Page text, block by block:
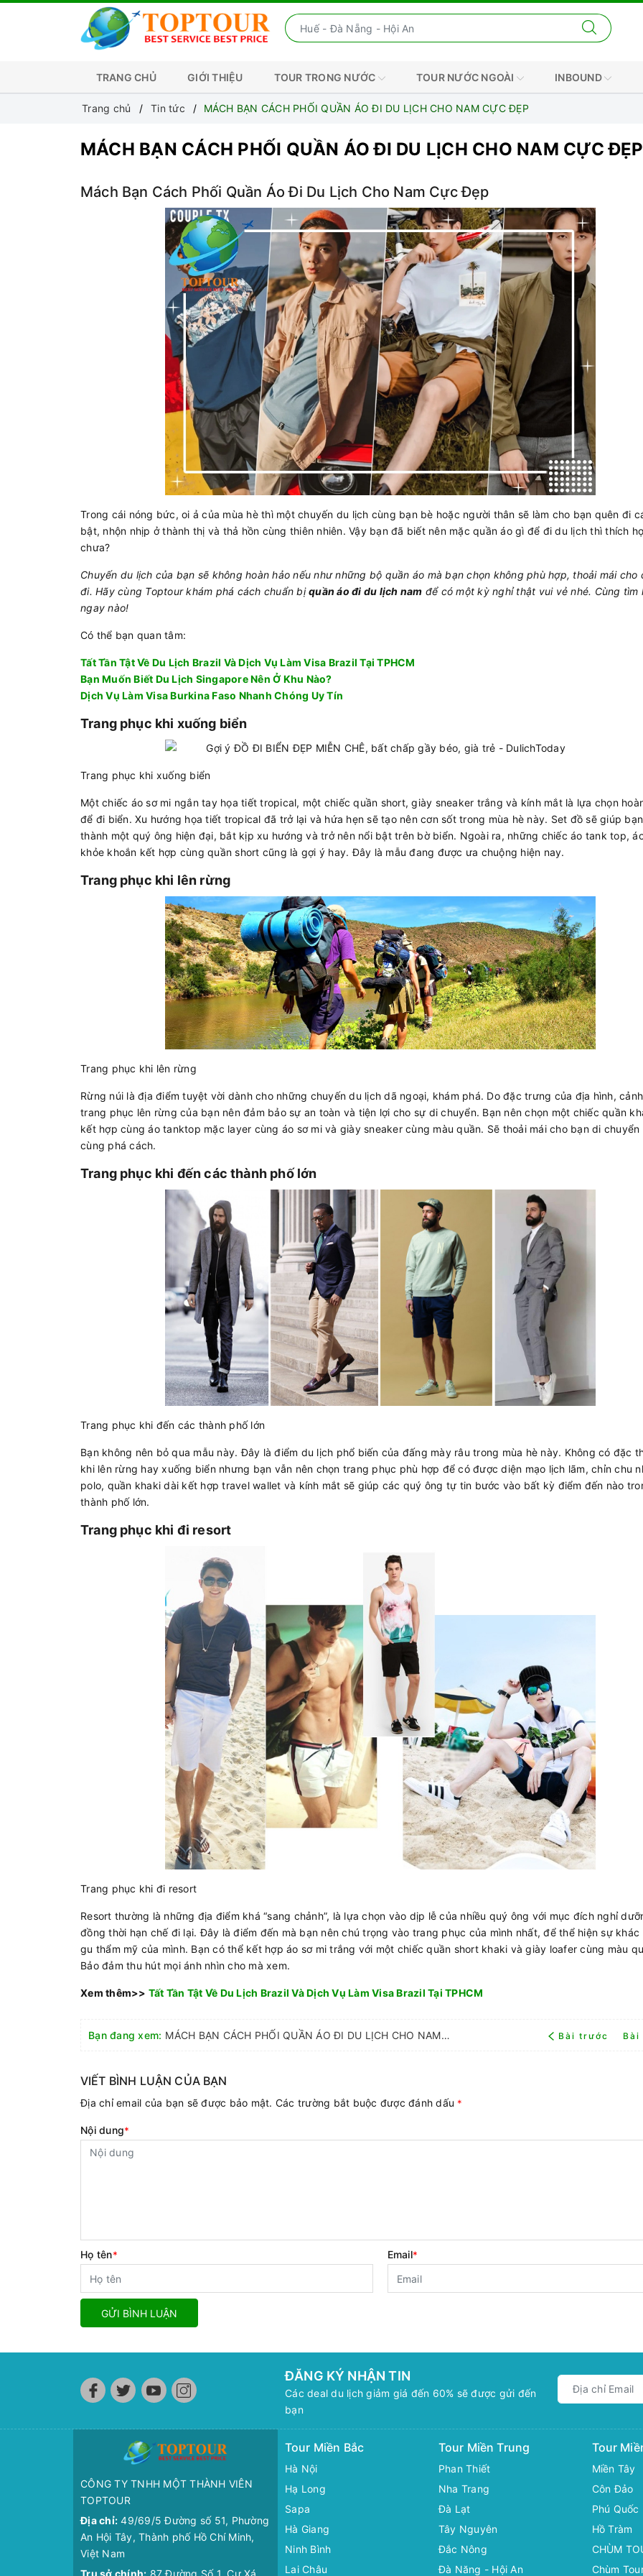
TRANG CHỦ GIỚI THIỆU TOUR TRONG NƯỚC TOUR NƯỚC NGOÀI INBOUND
Trang chủ Tin tức MÁCH BẠN CÁCH PHỐI QUẦN ÁO ĐI DU LỊCH CHO NAM CỰC ĐẸP
MÁCH BẠN CÁCH PHỐI QUẦN ÁO ĐI DU LỊCH CHO NAM CỰC ĐẸP
Mách Bạn Cách Phối Quần Áo Đi Du Lịch Cho Nam Cực Đẹp
​Trong cái nóng bức, oi ả của mùa hè thì một chuyến du lịch cùng bạn bè hoặc người thân sẽ làm cho bạn quên đi
bật, nhộn nhịp ở thành thị và thả hồn cùng thiên nhiên. Vậy bạn đã biết nên mặc quần áo gì để đi du lịch thì thích
chưa?
Chuyến du lịch của bạn sẽ không hoàn hảo nếu như những bộ quần áo mà bạn chọn không phù hợp, thoải mái cho
đi. Hãy cùng Toptour khám phá cách chuẩn bịquần áo đi du lịch nam để có một kỳ nghỉ thật vui vẻ nhé. Cùng tìm
ngay nào!
Có thể bạn quan tâm:
Tất Tần Tật Về Du Lịch Brazil Và Dịch Vụ Làm Visa Brazil Tại TPHCM
Bạn Muốn Biết Du Lịch Singapore Nên Ở Khu Nào?
Dịch Vụ Làm Visa Burkina Faso Nhanh Chóng Uy Tín
Trang phục khi xuống biển
Trang phục khi xuống biển
Một chiếc áo sơ mi ngắn tay họa tiết tropical, một chiếc quần short, giày sneaker trắng và kính mắt là lựa chọn
để đi biển. Xu hướng họa tiết tropical đã trở lại và hứa hẹn sẽ tạo nên cơn sốt trong mùa hè này. Set đồ sẽ giúp
thành một quý ông hiện đại, bắt kịp xu hướng và trở nên nổi bật trên bờ biển. Ngoài ra, những chiếc áo tank top,
khỏe khoắn kết hợp cùng quần short cũng là gợi ý hay. Đây là mẫu đang được ưa chuộng hiện nay.
Trang phục khi lên rừng
Trang phục khi lên rừng
Rừng núi là địa điểm tuyệt vời dành cho những chuyến du lịch dã ngoại, khám phá. Do đặc trưng của địa hình,
trang phục lên rừng của bạn nên đảm bảo sự an toàn và tiện lợi cho sự di chuyển. Bạn nên chọn một chiếc quần
kết hợp cùng áo tanktop mặc layer cùng áo sơ mi và giày sneaker cùng màu quần. Sẽ thoải mái cho bạn di chuyển
cùng phá cách.
Trang phục khi đến các thành phố lớn
Trang phục khi đến các thành phố lớn
Bạn không nên bỏ qua mẫu này. Đây là điểm du lịch phổ biến của đấng mày râu trong mùa hè này. Không có đặc
khi lên rừng hay xuống biển nhưng bạn vẫn nên chọn trang phục phù hợp để có được diện mạo lịch lãm, chỉn chu
polo, quần khaki dài kết hợp travel wallet và kính mắt sẽ giúp các quý ông tự tin bước vào bất kỳ điểm đến nào
thành phố lớn.
Trang phục khi đi resort
Trang phục khi đi resort
Resort thường là những địa điểm khá “sang chảnh”, là lựa chọn vào dịp lễ của nhiều quý ông với mục đích nghỉ
đồng thời hạn chế đi lại. Đây là điểm đến mà bạn nên chú trọng vào trang phục của mình nhất, để thể hiện sự khác
gu thẩm mỹ của mình. Bạn có thể kết hợp áo sơ mi trắng với một chiếc quần short khaki và giày loafer cùng màu
Bảo đảm thu hút mọi ánh nhìn cho mà xem.
Xem thêm>> Tất Tần Tật Về Du Lịch Brazil Và Dịch Vụ Làm Visa Brazil Tại TPHCM
Bạn đang xem: MÁCH BẠN CÁCH PHỐI QUẦN ÁO ĐI DU LỊCH CHO NAM CỰC ĐẸP Bài trước Bài
VIẾT BÌNH LUẬN CỦA BẠN
Địa chỉ email của bạn sẽ được bảo mật. Các trường bắt buộc được đánh dấu *
Nội dung*
Họ tên* Email*
GỬI BÌNH LUẬN
ĐĂNG KÝ NHẬN TIN
Các deal du lịch giảm giá đến 60% sẽ được gửi đến
bạn
CÔNG TY TNHH MỘT THÀNH VIÊN
TOPTOUR
Địa chỉ: 49/69/5 Đường số 51, Phường
An Hội Tây, Thành phố Hồ Chí Minh,
Việt Nam
Trụ sở chính: 87 Đường Số 1, Cư Xá
Tour Miền Bắc
Hà Nội
Hạ Long
Sapa
Hà Giang
Ninh Bình
Lai Châu
Tour Miền Trung
Phan Thiết
Nha Trang
Đà Lạt
Tây Nguyên
Đắc Nông
Đà Năng - Hội An
Tour
Miền Tây
Côn Đảo
Phú Quốc
Hồ Tràm
CHÙM
Chùm